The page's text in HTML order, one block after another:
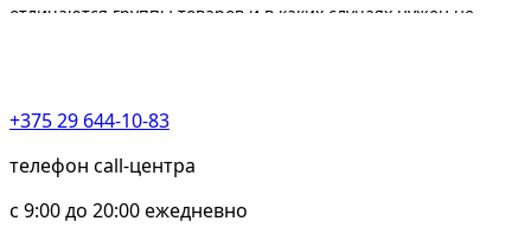
отличаются группы товаров и в каких случаях нужен не
Владельцы чаще всего приходят в ветаптеку с понятным
практическим запросом: нужно средство от блох и клещей,
препарат от глистов, капли для ушей, поддержка
уже рекомендовал врач. Поэтому хорошая страница
+375 29 644-10-83
телефон call-центра
c 9:00 до 20:00 ежедневно